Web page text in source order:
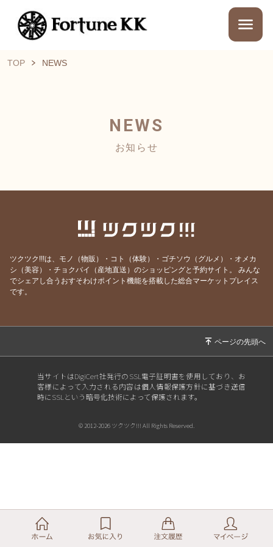
TOP NEWS
NEWS
お知らせ
ツクツク!!!は、モノ（物販）・コト（体験）・ゴチソウ（グルメ）・オメカ
シ（美容）・チョクバイ（産地直送）のショッピングと予約サイト。
みんな
でシェアし合うおすそわけポイント機能を搭載した総合マーケットプレイス
です。
当サイトはDigiCert社発行のSSL電子証明書を使用しており、お
客様によって入力される内容は個人情報保護方針に基づき送信
時にSSLという暗号化技術によって保護されます。
© 2012-2026 ツクツク!!! All Rights Reserved.